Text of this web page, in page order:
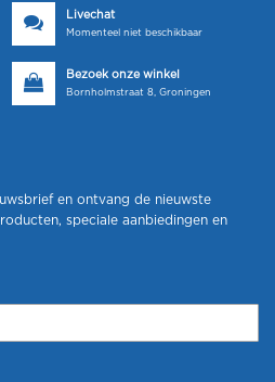
Livechat
Momenteel niet beschikbaar
Bezoek onze winkel
Bornholmstraat 8, Groningen
en ontvang de nieuwste
speciale aanbiedingen en